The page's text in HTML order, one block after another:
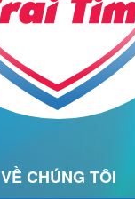
VỀ CHÚNG TÔI